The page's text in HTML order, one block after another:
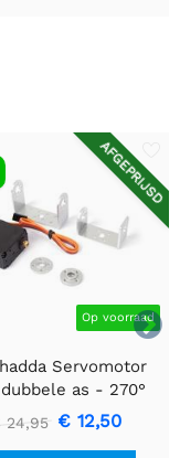

AFGEPRIJSD
Op voorraad
Servomotor
as - 270°
24,95 € 12,50